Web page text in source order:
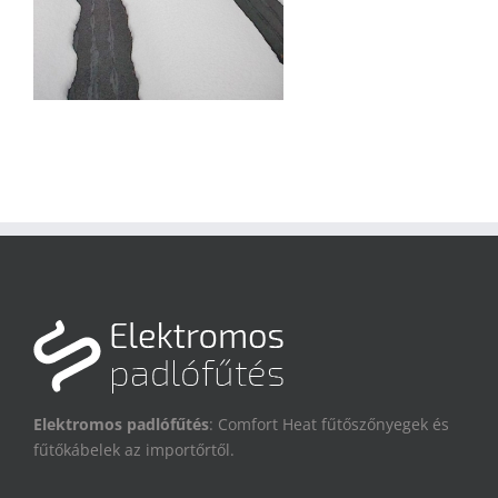
Elektromos padlófűtés: Comfort Heat fűtőszőnyegek és
fűtőkábelek az importőrtől.